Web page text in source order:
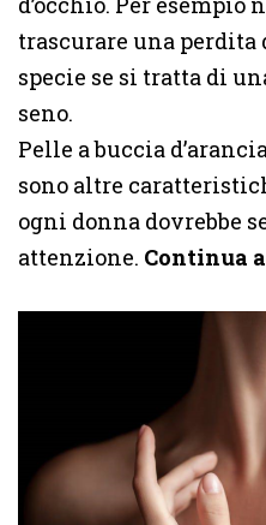
trascurare una perdita
specie se si tratta di
seno.
Pelle a buccia
sono altre
ogni donna dovrebbe
attenzione. Continua